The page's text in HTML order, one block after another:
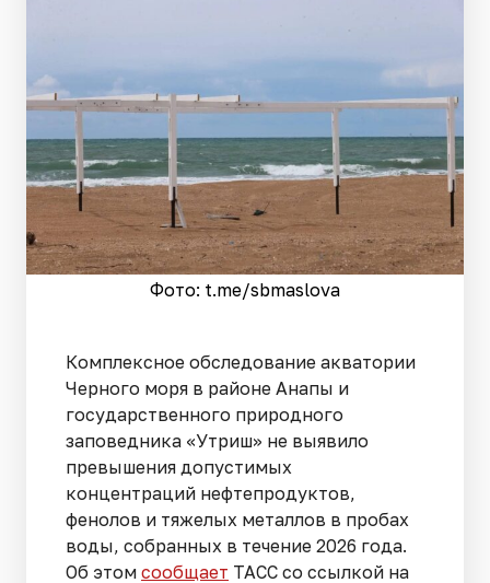
Фото: t.me/sbmaslova
Комплексное обследование акватории
Черного моря в районе Анапы и
государственного природного
заповедника «Утриш» не выявило
превышения допустимых
концентраций нефтепродуктов,
фенолов и тяжелых металлов в пробах
воды, собранных в течение 2026 года.
Об этом сообщает ТАСС со ссылкой на